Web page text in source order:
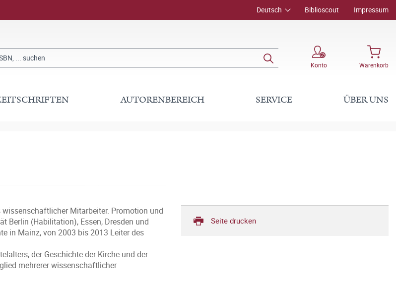
Deutsch Biblioscout Impressum
Konto Warenkorb
AUTORENBEREICH SERVICE ÜBER UNS
Mitarbeiter. Promotion und
Berlin (Habilitation), Essen, Dresden und
in Mainz, von 2003 bis 2013 Leiter des
der Geschichte der Kirche und der
mehrerer wissenschaftlicher
Seite drucken